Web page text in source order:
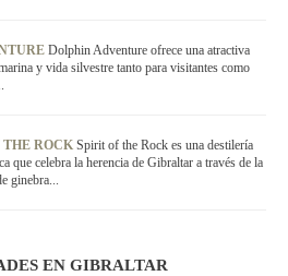
Dolphin Adventure ofrece una atractiva
y vida silvestre tanto para visitantes como
THE ROCK Spirit of the Rock es una destilería
que celebra la herencia de Gibraltar a través de la
ginebra...
EN GIBRALTAR